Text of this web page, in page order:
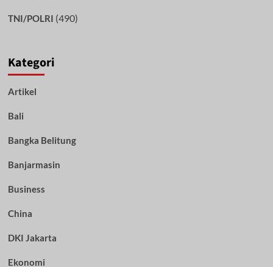
TNI/POLRI (490)
Kategori
Artikel
Bali
Bangka Belitung
Banjarmasin
Business
China
DKI Jakarta
Ekonomi